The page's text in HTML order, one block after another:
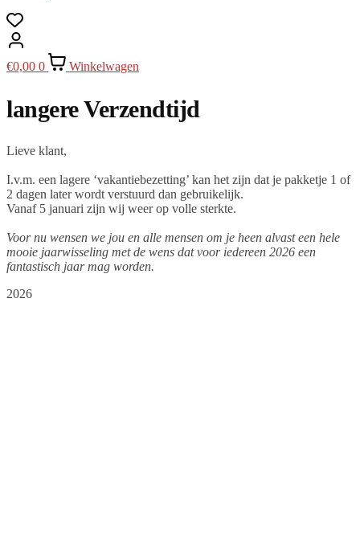
€0,00 0 Winkelwagen
langere Verzendtijd
Lieve klant,
I.v.m. een lagere ‘vakantiebezetting’ kan het zijn dat je pakketje 1 of
2 dagen later wordt verstuurd dan gebruikelijk.
Vanaf 5 januari zijn wij weer op volle sterkte.
Voor nu wensen we jou en alle mensen om je heen alvast een hele
mooie jaarwisseling met de wens dat voor iedereen 2026 een
fantastisch jaar mag worden.
2026